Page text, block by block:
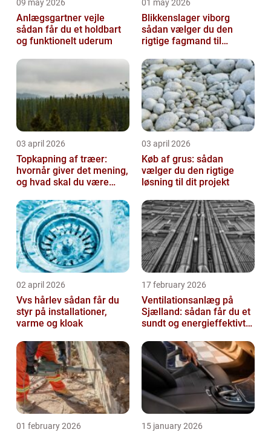
09 may 2026
Anlægsgartner vejle
sådan får du et holdbart
og funktionelt uderum
01 may 2026
Blikkenslager viborg
sådan vælger du den
rigtige fagmand til
03 april 2026
Topkapning af træer:
hvornår giver det mening,
og hvad skal du være
03 april 2026
Køb af grus: sådan
vælger du den rigtige
løsning til dit projekt
02 april 2026
Vvs hårlev sådan får du
styr på installationer,
varme og kloak
17 february 2026
Ventilationsanlæg på
Sjælland: sådan får du et
sundt og energieffektivt
01 february 2026 15 january 2026